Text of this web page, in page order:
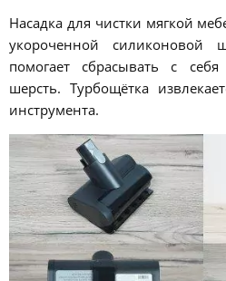
Насадка для чистки мягкой
укороченной силиконовой
помогает сбрасывать с
шерсть. Турбощётка
инструмента.